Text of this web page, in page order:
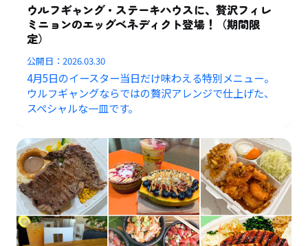
ウルフギャング・ステーキハウスに、贅沢フィレ
ミニョンのエッグベネディクト登場！（期間限
定）
公開日：2026.03.30
4月5日のイースター当日だけ味わえる特別メニュー。
ウルフギャングならではの贅沢アレンジで仕上げた、
スペシャルな一皿です。